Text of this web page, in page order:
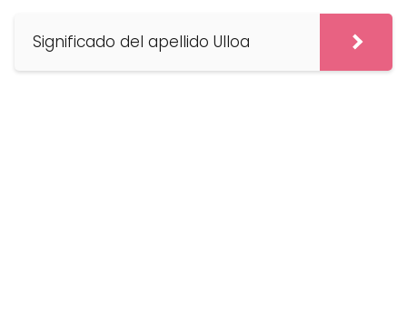
Significado del apellido Ulloa